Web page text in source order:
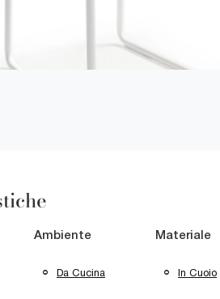
Ambiente
Da Cucina
Materiale
In Cuoio